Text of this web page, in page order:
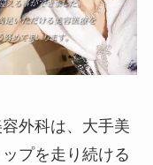
外科は、大手美
プを走り続ける